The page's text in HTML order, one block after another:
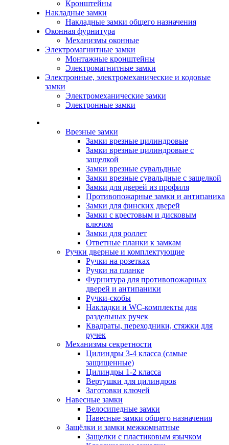
Кронштейны
Накладные замки
Накладные замки общего назначения
Оконная фурнитура
Механизмы оконные
Электромагнитные замки
Монтажные кронштейны
Электромагнитные замки
Электронные, электромеханические и кодовые
замки
Электромеханические замки
Электронные замки
Врезные замки
Замки врезные цилиндровые
Замки врезные цилиндровые с
защелкой
Замки врезные сувальдные
Замки врезные сувальдные с защелкой
Замки для дверей из профиля
Противопожарные замки и антипаника
Замки для финских дверей
Замки с крестовым и дисковым
ключом
Замки для роллет
Ответные планки к замкам
Ручки дверные и комплектующие
Ручки на розетках
Ручки на планке
Фурнитура для противопожарных
дверей и антипаники
Ручки-скобы
Накладки и WC-комплекты для
раздельных ручек
Квадраты, переходники, стяжки для
ручек
Механизмы секретности
Цилиндры 3-4 класса (самые
защищенные)
Цилиндры 1-2 класса
Вертушки для цилиндров
Заготовки ключей
Навесные замки
Велосипедные замки
Навесные замки общего назначения
Защёлки и замки межкомнатные
Защелки с пластиковым язычком